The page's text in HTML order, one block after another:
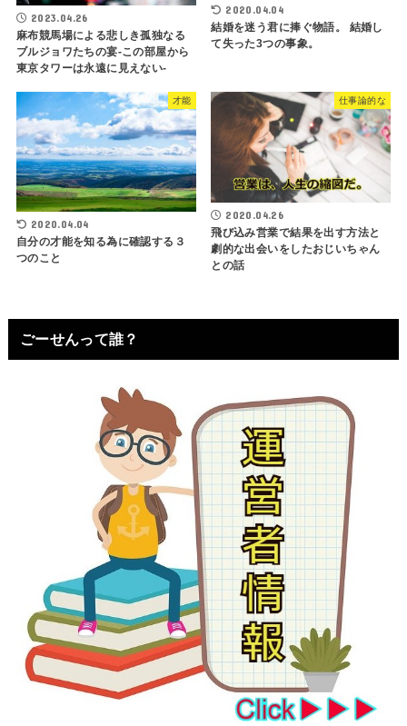
2023.04.26
麻布競馬場による悲しき孤独なる
ブルジョワたちの宴-この部屋から
東京タワーは永遠に見えない-
2020.04.04
結婚を迷う君に捧ぐ物語。 結婚し
て失った3つの事象。
才能
2020.04.04
自分の才能を知る為に確認する３
つのこと
仕事論的な
2020.04.26
飛び込み営業で結果を出す方法と
劇的な出会いをしたおじいちゃん
との話
ごーせんって誰？